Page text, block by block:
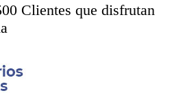
Clientes que disfrutan